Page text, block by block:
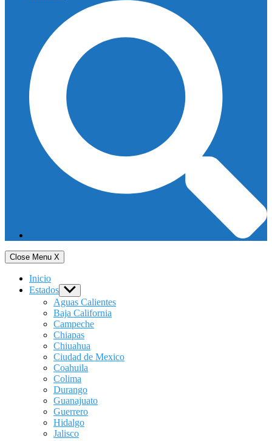
Close Menu X
Inicio
Estados Show
sub
menu
Aguas Calientes
Baja California
Campeche
Chiapas
Chiuahua
Ciudad de Mexico
Coahuila
Colima
Durango
Guanajuato
Guerrero
Hidalgo
Jalisco